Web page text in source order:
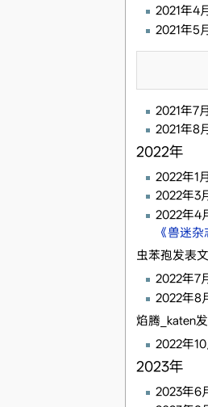
2021年4
2021年5
2021年7
2021年8
2022年
2022年1
2022年3
2022年4
《兽迷杂
虫苯孢发表
2022年7
2022年8
焰腾_katen
2022年
2023年
2023年6